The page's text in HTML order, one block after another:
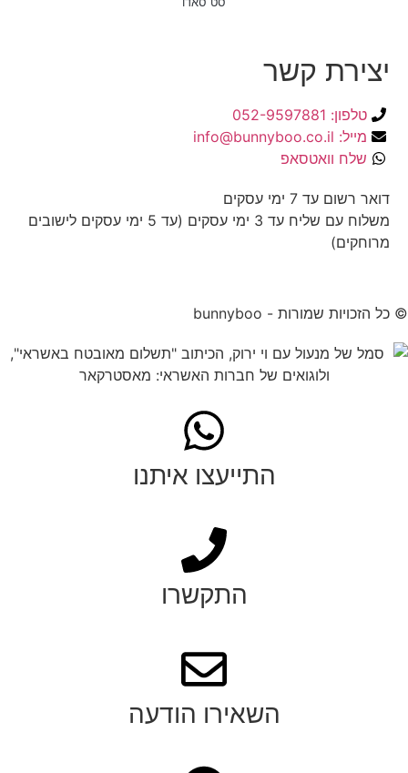
יצירת קשר
טלפון: 052-9597881
מייל: info@bunnyboo.co.il
שלח וואטסאפ
דואר רשום עד 7 ימי עסקים
משלוח עם שליח עד 3 ימי עסקים (עד 5 ימי עסקים לישובים
מרוחקים)
© כל הזכויות שמורות - bunnyboo
התייעצו איתנו
התקשרו
השאירו הודעה